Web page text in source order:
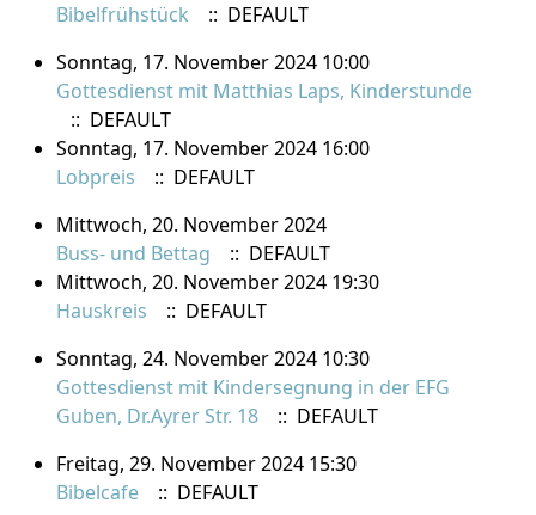
Bibelfrühstück
:: DEFAULT
Sonntag, 17. November 2024 10:00
Gottesdienst mit Matthias Laps, Kinderstunde
:: DEFAULT
Sonntag, 17. November 2024 16:00
Lobpreis
:: DEFAULT
Mittwoch, 20. November 2024
Buss- und Bettag
:: DEFAULT
Mittwoch, 20. November 2024 19:30
Hauskreis
:: DEFAULT
Sonntag, 24. November 2024 10:30
Gottesdienst mit Kindersegnung in der EFG
Guben, Dr.Ayrer Str. 18
:: DEFAULT
Freitag, 29. November 2024 15:30
Bibelcafe
:: DEFAULT